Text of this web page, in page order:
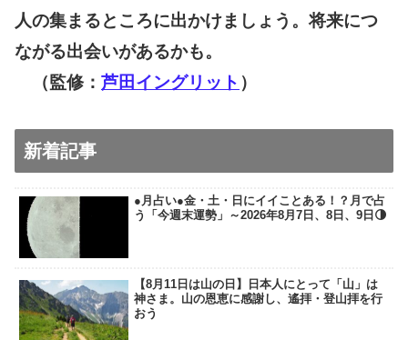
人の集まるところに出かけましょう。将来につ
ながる出会いがあるかも。
（監修： 芦田イングリット ）
新着記事
●月占い●金・土・日にイイことある！？月で占
う「今週末運勢」～2026年8月7日、8日、9日🌗
【8月11日は山の日】日本人にとって「山」は
神さま。山の恩恵に感謝し、遙拝・登山拝を行
おう